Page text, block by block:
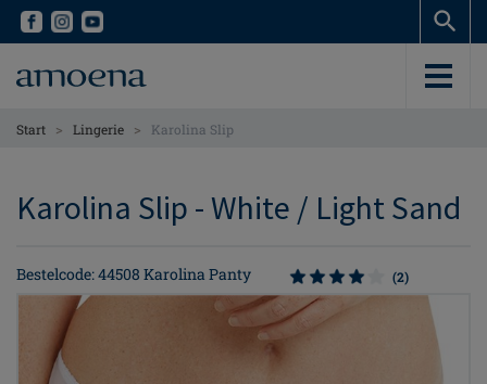
Skip
content
Skip
content
Start > Lingerie > Karolina Slip
Karolina Slip - White / Light Sand
Bestelcode: 44508 Karolina Panty (2)